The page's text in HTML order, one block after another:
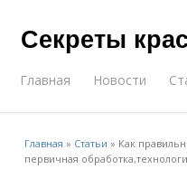
Секреты
Главная Новости
Главная » Статьи » Как
первичная